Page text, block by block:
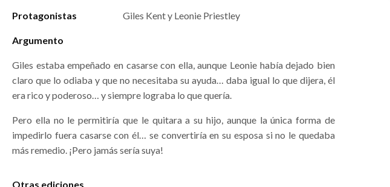
Protagonistas Giles Kent y Leonie Priestley
Argumento
Giles estaba empeñado en casarse con ella, aunque Leonie había dejado bien
claro que lo odiaba y que no necesitaba su ayuda… daba igual lo que dijera, él
era rico y poderoso… y siempre lograba lo que quería.
Pero ella no le permitiría que le quitara a su hijo, aunque la única forma de
impedirlo fuera casarse con él… se convertiría en su esposa si no le quedaba
más remedio. ¡Pero jamás sería suya!
Otras ediciones